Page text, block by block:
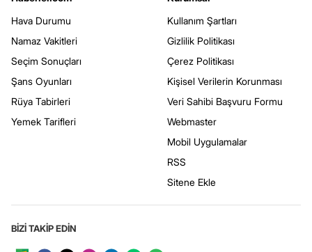
Hava Durumu
Namaz Vakitleri
Seçim Sonuçları
Şans Oyunları
Rüya Tabirleri
Yemek Tarifleri
Kullanım Şartları
Gizlilik Politikası
Çerez Politikası
Kişisel Verilerin Korunması
Veri Sahibi Başvuru Formu
Webmaster
Mobil Uygulamalar
RSS
Sitene Ekle
BİZİ TAKİP EDİN